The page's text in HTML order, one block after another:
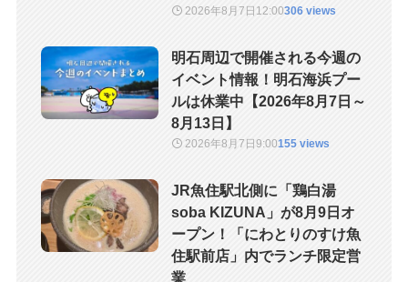
2026年8月7日 12:00306 views
明石周辺で開催される今週の
イベント情報！明石海浜プー
ルは休業中【2026年8月7日～
8月13日】
2026年8月7日9:00155 views
JR魚住駅北側に「鶏白湯
soba KIZUNA」が8月9日オ
ープン！「にわとりのすけ魚
住駅前店」内でランチ限定営
業